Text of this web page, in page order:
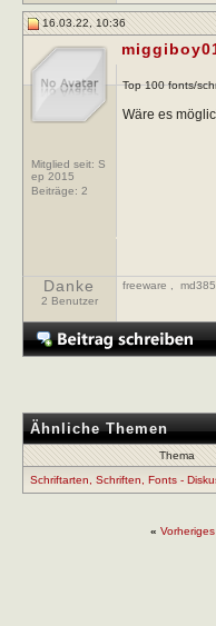
16.03.22, 10:36
Mitglied seit: S
ep 2015
Beiträge: 2
Top 100 fonts/
Wäre es
Danke
2 Benutzer
freeware
Ähnliche Themen
Thema
Schriftarten, Schriften, Fonts -
«